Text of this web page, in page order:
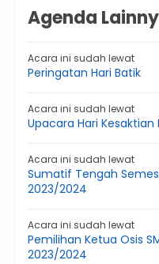
Agenda
Acara ini sudah lewat
Peringatan Hari Batik
Acara ini sudah lewat
Upacara Hari Kesaktian
Acara ini sudah lewat
Sumatif Tengah
2023/2024
Acara ini sudah lewat
Pemilihan Ketua Osis
2023/2024